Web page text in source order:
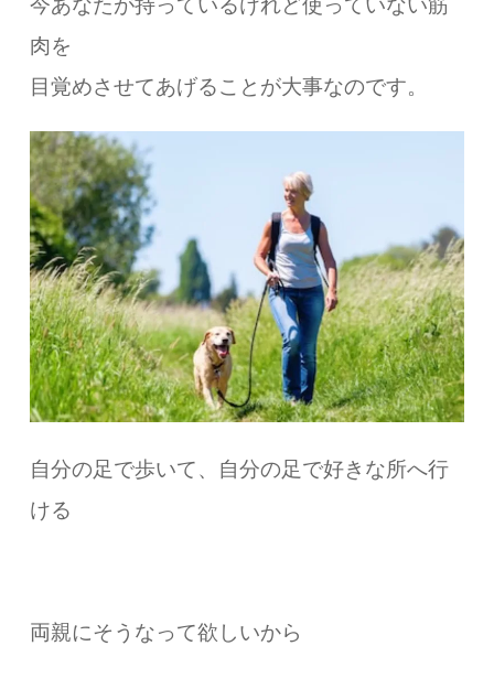
肉を
目覚めさせてあげることが大事なのです。
自分の足で歩いて、自分の足で好きな所へ行
ける
両親にそうなって欲しいから